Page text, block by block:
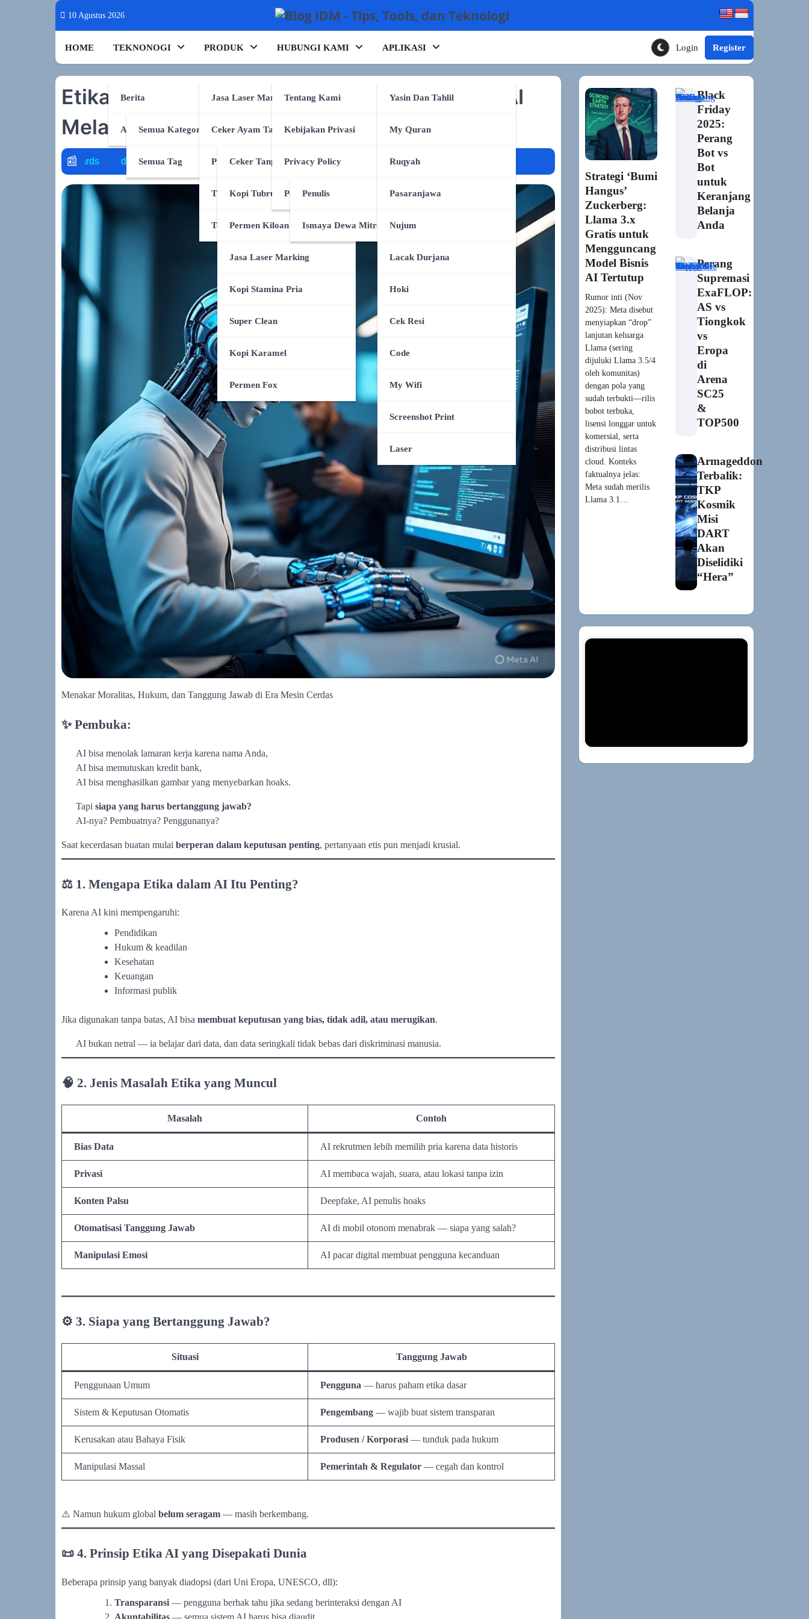
10 Agustus 2026
HOME TEKNONOGI
Berita
AI & Sains
Semua Kategori
Semua Tag
PRODUK
Jasa Laser Marking
Ceker Ayam Tanpa Tulang
Produk Shopee
Ceker Tanpa Tulang
Kopi Tubruk
Permen Kiloan
Jasa Laser Marking
Kopi Stamina Pria
Super Clean
Kopi Karamel
Permen Fox
TikTok Shop
Tokopedia
HUBUNGI KAMI
Tentang Kami
Kebijakan Privasi
Privacy Policy
Persyaratan Layanan
Penulis
Ismaya Dewa Mitra
APLIKASI
Yasin Dan Tahlil
My Quran
Ruqyah
Pasaranjawa
Nujum
Lacak Durjana
Hoki
Cek Resi
Code
My Wifi
Screenshot Print
Laser
Toggle Theme Mode
Login Register
Etika AI: Siapa yang Bertanggung Jawab Jika AI
Melakukan Kesalahan?
heat stress jakarta 2035 banjir pesisir climate what-if
Menakar Moralitas, Hukum, dan Tanggung Jawab di Era Mesin Cerdas
✨ Pembuka:
AI bisa menolak lamaran kerja karena nama Anda,
AI bisa memutuskan kredit bank,
AI bisa menghasilkan gambar yang menyebarkan hoaks.
Tapi siapa yang harus bertanggung jawab?
AI-nya? Pembuatnya? Penggunanya?
Saat kecerdasan buatan mulai berperan dalam keputusan penting, pertanyaan etis pun menjadi krusial.
⚖️ 1. Mengapa Etika dalam AI Itu Penting?
Karena AI kini mempengaruhi:
Pendidikan
Hukum & keadilan
Kesehatan
Keuangan
Informasi publik
Jika digunakan tanpa batas, AI bisa membuat keputusan yang bias, tidak adil, atau merugikan.
AI bukan netral — ia belajar dari data, dan data seringkali tidak bebas dari diskriminasi manusia.
🧠 2. Jenis Masalah Etika yang Muncul
Masalah Contoh
Bias Data AI rekrutmen lebih memilih pria karena data historis
Privasi AI membaca wajah, suara, atau lokasi tanpa izin
Konten Palsu Deepfake, AI penulis hoaks
Otomatisasi Tanggung Jawab AI di mobil otonom menabrak — siapa yang salah?
Manipulasi Emosi AI pacar digital membuat pengguna kecanduan
⚙️ 3. Siapa yang Bertanggung Jawab?
Situasi Tanggung Jawab
Penggunaan Umum Pengguna — harus paham etika dasar
Sistem & Keputusan Otomatis Pengembang — wajib buat sistem transparan
Kerusakan atau Bahaya Fisik Produsen / Korporasi — tunduk pada hukum
Manipulasi Massal Pemerintah & Regulator — cegah dan kontrol
⚠️ Namun hukum global belum seragam — masih berkembang.
📜 4. Prinsip Etika AI yang Disepakati Dunia
Beberapa prinsip yang banyak diadopsi (dari Uni Eropa, UNESCO, dll):
Transparansi — pengguna berhak tahu jika sedang berinteraksi dengan AI
Akuntabilitas — semua sistem AI harus bisa diaudit
Strategi ‘Bumi
Hangus’
Zuckerberg:
Llama 3.x
Gratis untuk
Mengguncang
Model Bisnis
AI Tertutup
Rumor inti (Nov
2025): Meta disebut
menyiapkan “drop”
lanjutan keluarga
Llama (sering
dijuluki Llama 3.5/4
oleh komunitas)
dengan pola yang
sudah terbukti—rilis
bobot terbuka,
lisensi longgar untuk
komersial, serta
distribusi lintas
cloud. Konteks
faktualnya jelas:
Meta sudah merilis
Llama 3.1…
Black
Friday
2025:
Perang
Bot vs
Bot
untuk
Keranjang
Belanja
Anda
Perang
Supremasi
ExaFLOP:
AS vs
Tiongkok
vs
Eropa
di
Arena
SC25
&
TOP500
Armageddon
Terbalik:
TKP
Kosmik
Misi
DART
Akan
Diselidiki
“Hera”